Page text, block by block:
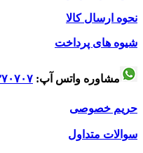
نحوه ارسال کالا
شیوه های پرداخت
مشاوره واتس آپ:
حریم خصوصی
سوالات متداول